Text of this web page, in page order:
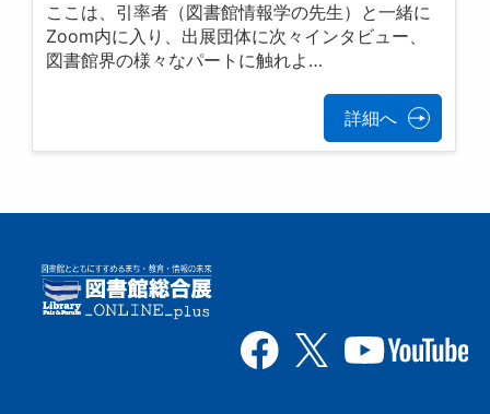
ここは、引率者（図書館情報学の先生）と一緒に
Zoom内に入り、出展団体に次々インタビュー、
図書館界の様々なパートに触れよ…
詳細へ